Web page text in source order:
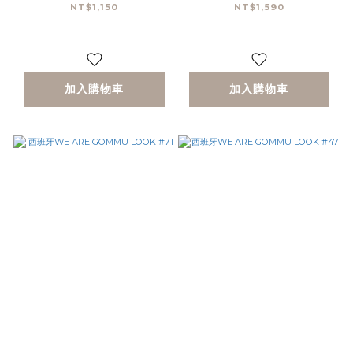
NT$1,150
加入購物車
NT$1,590
加入購物車